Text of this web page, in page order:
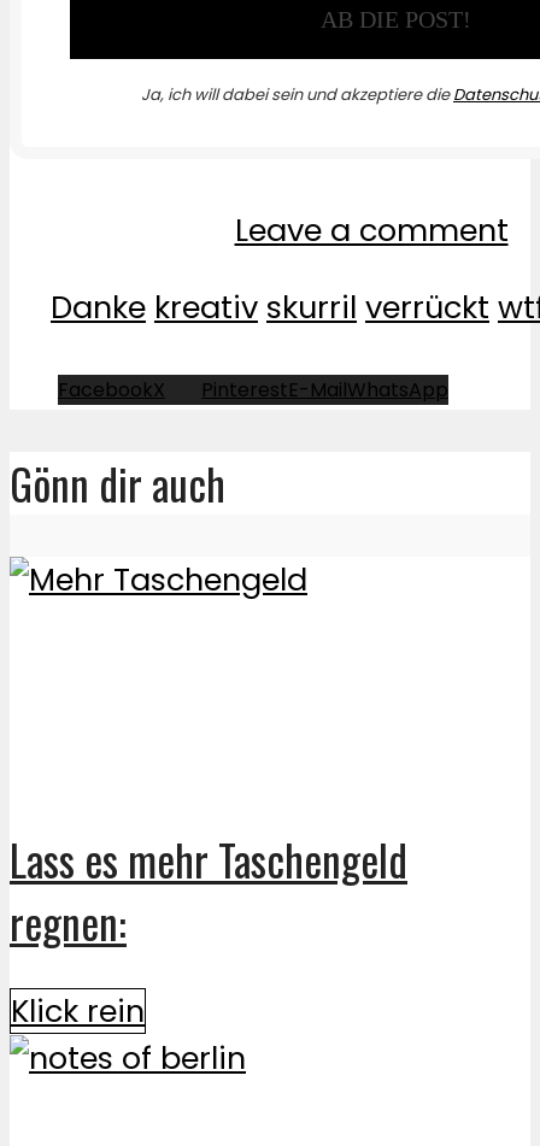
Ja, ich will dabei sein und akzeptiere die
Leave a comment
Danke kreativ skurril verrückt
FacebookX PinterestE-MailWhatsApp
Gönn dir auch
Lass es mehr Taschengeld
regnen:
Klick rein